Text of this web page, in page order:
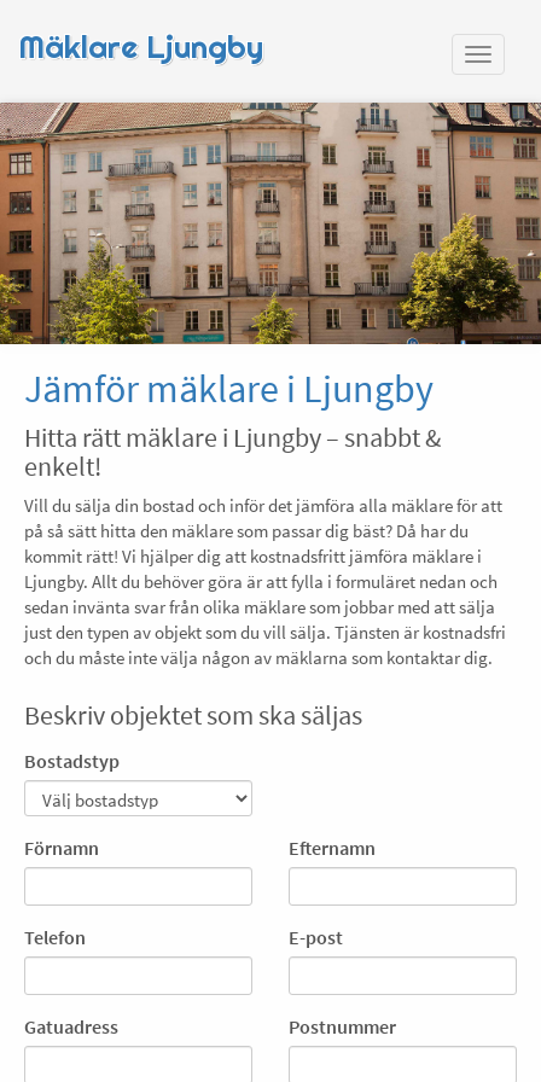
Mäklare Ljungby
Jämför mäklare i Ljungby
Hitta rätt mäklare i Ljungby – snabbt &
enkelt!
Vill du sälja din bostad och inför det jämföra alla mäklare för att
på så sätt hitta den mäklare som passar dig bäst? Då har du
kommit rätt! Vi hjälper dig att kostnadsfritt jämföra mäklare i
Ljungby. Allt du behöver göra är att fylla i formuläret nedan och
sedan invänta svar från olika mäklare som jobbar med att sälja
just den typen av objekt som du vill sälja. Tjänsten är kostnadsfri
och du måste inte välja någon av mäklarna som kontaktar dig.
Beskriv objektet som ska säljas
Bostadstyp
Förnamn Efternamn
Telefon E-post
Gatuadress Postnummer